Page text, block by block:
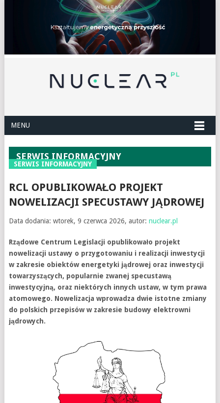
MENU
SERWIS INFORMACYJNY
RCL OPUBLIKOWAŁO PROJEKT
NOWELIZACJI SPECUSTAWY JĄDROWEJ
Data dodania: wtorek, 9 czerwca 2026, autor: nuclear.pl
Rządowe Centrum Legislacji opublikowało projekt
nowelizacji ustawy o przygotowaniu i realizacji inwestycji
w zakresie obiektów energetyki jądrowej oraz inwestycji
towarzyszących, popularnie zwanej specustawą
inwestycyjną, oraz niektórych innych ustaw, w tym prawa
atomowego. Nowelizacja wprowadza dwie istotne zmiany
do polskich przepisów w zakresie budowy elektrowni
jądrowych.
SERWIS INFORMACYJNY